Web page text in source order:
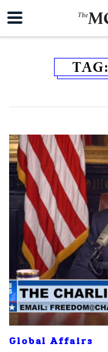
TAG:
Global Affairs